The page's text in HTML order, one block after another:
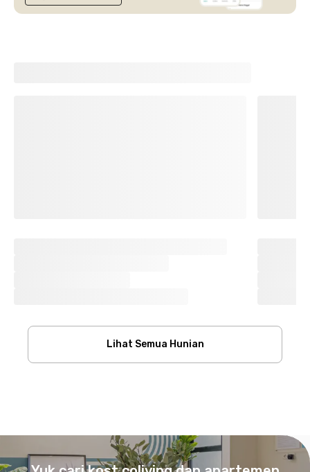
Lihat Semua Hunian